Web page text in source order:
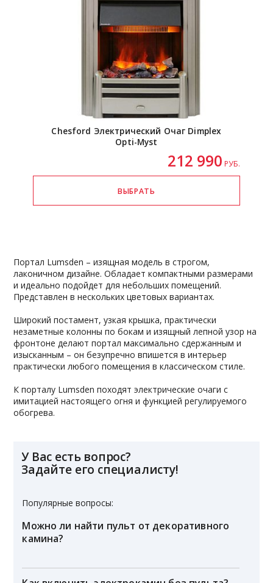
Chesford Электрический Очаг Dimplex
Opti-Myst
212 990 РУБ.
Портал Lumsden – изящная модель в строгом,
лаконичном дизайне. Обладает компактными размерами
и идеально подойдет для небольших помещений.
Представлен в нескольких цветовых вариантах.
Широкий постамент, узкая крышка, практически
незаметные колонны по бокам и изящный лепной узор на
фронтоне делают портал максимально сдержанным и
изысканным – он безупречно впишется в интерьер
практически любого помещения в классическом стиле.
К порталу Lumsden походят электрические очаги с
имитацией настоящего огня и функцией регулируемого
обогрева.
У Вас есть вопрос?
Задайте его специалисту!
Популярные вопросы:
Можно ли найти пульт от декоративного
камина?